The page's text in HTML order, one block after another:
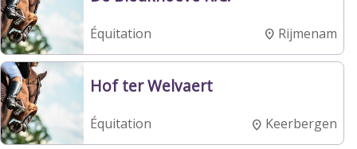
Équitation Rijmenam
Hof ter Welvaert
Équitation Keerbergen